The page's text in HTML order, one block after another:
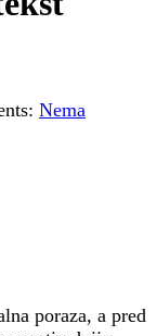
Nema
poraza, a pred